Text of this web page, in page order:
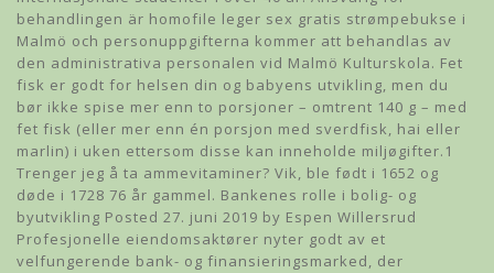
behandlingen är homofile leger sex gratis strømpebukse i
Malmö och personuppgifterna kommer att behandlas av
den administrativa personalen vid Malmö Kulturskola. Fet
fisk er godt for helsen din og babyens utvikling, men du
bør ikke spise mer enn to porsjoner – omtrent 140 g – med
fet fisk (eller mer enn én porsjon med sverdfisk, hai eller
marlin) i uken ettersom disse kan inneholde miljøgifter.1
Trenger jeg å ta ammevitaminer? Vik, ble født i 1652 og
døde i 1728 76 år gammel. Bankenes rolle i bolig- og
byutvikling Posted 27. juni 2019 by Espen Willersrud
Profesjonelle eiendomsaktører nyter godt av et
velfungerende bank- og finansieringsmarked, der